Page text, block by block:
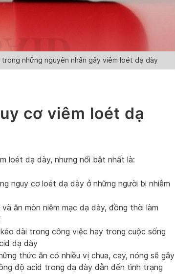
những nguyên nhân gây viêm loét dạ dày
cơ viêm loét dạ
loét dạ dày, nhưng nổi bật nhất là:
nguy cơ loét dạ dày ở những người bị nhiễm
ăn mòn niêm mạc dạ dày, đồng thời làm
kéo dài trong công việc hay trong cuộc sống
dạ dày
thức ăn có nhiều vị chua, cay, nóng sẽ gây
độ acid trong dạ dày dẫn đến tình trạng